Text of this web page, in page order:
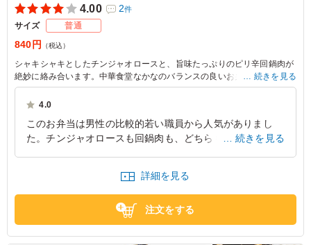
4.00 2件
サイズ 普通
840円 （税込）
シャキシャキとしたチンジャオロースと、旨味たっぷりのピリ辛回鍋肉が
絶妙に絡み合います。中華食堂なかなのバランスの良いお弁当は、会議や
社内懇親ランチに最適です。彩り豊かな付け合わせが、食欲をそそりま
す。
続きを見る
4.0
このお弁当は男性の比較的若い職員から人気がありまし
た。チンジャオロースも回鍋肉も、どちらもごはんに合う
スパは最高のお弁当でした。
東京都豊島区西池袋
続きを見る
詳細を見る
注文をする